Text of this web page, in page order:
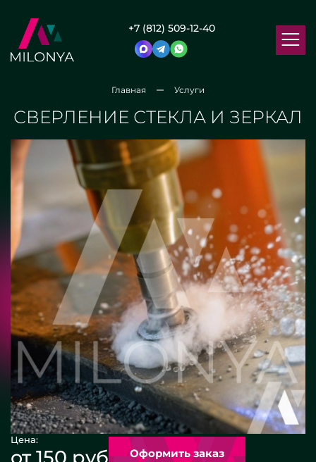
+7 (812) 509-12-40
Главная Услуги
СВЕРЛЕНИЕ СТЕКЛА И ЗЕРКАЛ
Цена:
Оформить заказ